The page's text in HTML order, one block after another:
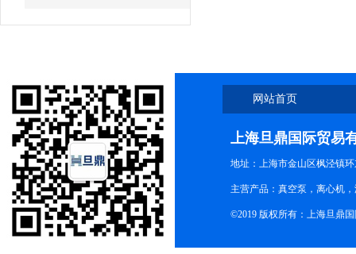
网站首页
上海旦鼎国际贸易
地址：上海市金山区枫泾镇
主营产品：真空泵，离心机
©2019 版权所有：上海旦鼎